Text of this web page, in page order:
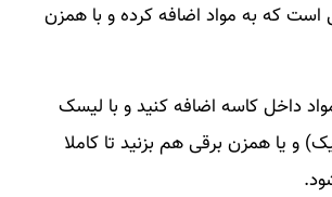
است که به مواد اضافه کرده و با همزن
داخل کاسه اضافه کنید و با لیسک
یا همزن برقی هم بزنید تا کاملا